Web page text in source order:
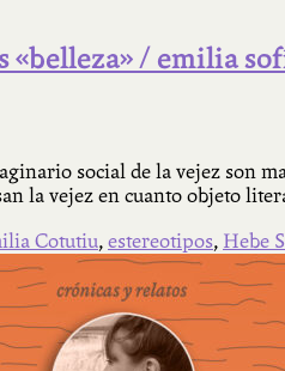
«belleza» / emilia
social de la vejez son
la vejez en cuanto objeto
Cotutiu, estereotipos, Hebe